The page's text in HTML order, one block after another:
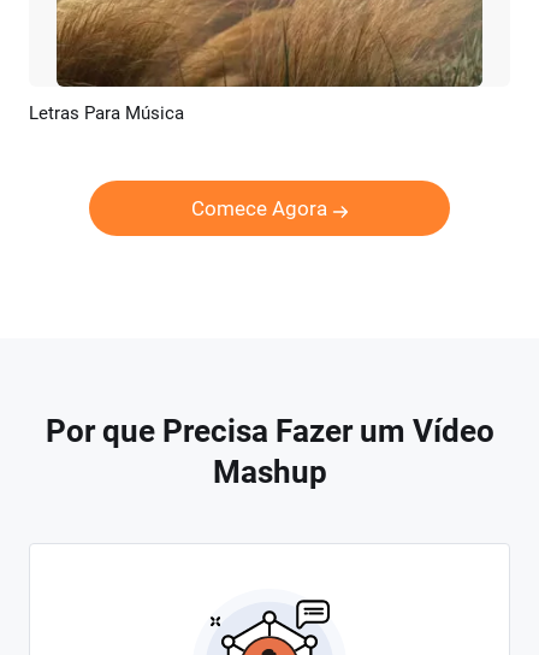
Pré-visualizar
Letras Para Música
Comece Agora
Por que Precisa Fazer um Vídeo
Mashup